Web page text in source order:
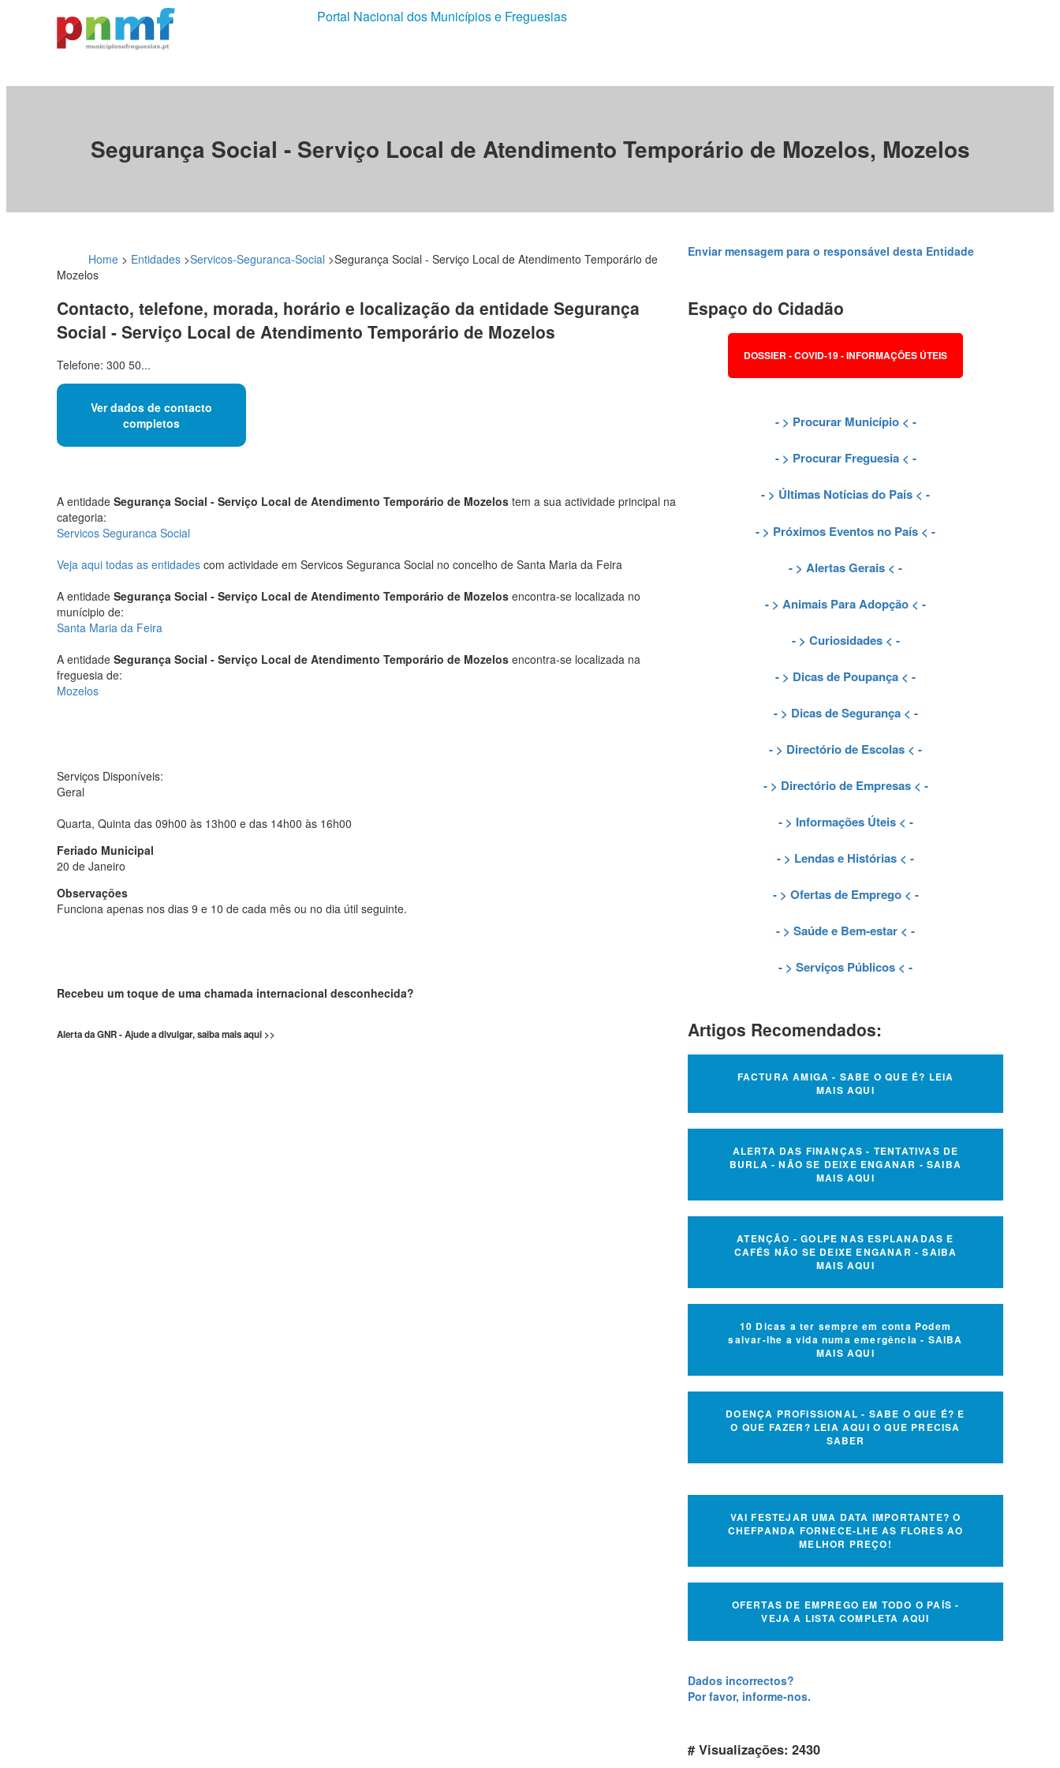
Portal Nacional dos Municípios e Freguesias
Segurança Social - Serviço Local de Atendimento Temporário de Mozelos, Mozelos
Home > Entidades >Servicos-Seguranca-Social >Segurança Social - Serviço Local de Atendimento Temporário de
Mozelos
Contacto, telefone, morada, horário e localização da entidade Segurança
Social - Serviço Local de Atendimento Temporário de Mozelos
Telefone: 300 50...
Ver dados de contacto
completos
A entidade Segurança Social - Serviço Local de Atendimento Temporário de Mozelos tem a sua actividade principal na
categoria:
Servicos Seguranca Social
Veja aqui todas as entidades com actividade em Servicos Seguranca Social no concelho de Santa Maria da Feira
A entidade Segurança Social - Serviço Local de Atendimento Temporário de Mozelos encontra-se localizada no
munícipio de:
Santa Maria da Feira
A entidade Segurança Social - Serviço Local de Atendimento Temporário de Mozelos encontra-se localizada na
freguesia de:
Mozelos
Serviços Disponíveis:
Geral
Quarta, Quinta das 09h00 às 13h00 e das 14h00 às 16h00
Feriado Municipal
20 de Janeiro
Observações
Funciona apenas nos dias 9 e 10 de cada mês ou no dia útil seguinte.
Recebeu um toque de uma chamada internacional desconhecida?
Alerta da GNR - Ajude a divulgar, saiba mais aqui >>
Enviar mensagem para o responsável desta Entidade
Espaço do Cidadão
DOSSIER - COVID-19 - INFORMAÇÕES ÚTEIS
- > Procurar Município< -
- > Procurar Freguesia< -
- > Últimas Notícias do País < -
- > Próximos Eventos no País < -
- > Alertas Gerais < -
- > Animais Para Adopção < -
- > Curiosidades< -
- > Dicas de Poupança < -
- > Dicas de Segurança< -
- > Directório de Escolas < -
- > Directório de Empresas< -
- > Informações Úteis< -
- > Lendas e Histórias < -
- > Ofertas de Emprego< -
- > Saúde e Bem-estar < -
- > Serviços Públicos < -
Artigos Recomendados:
FACTURA AMIGA - SABE O QUE É? LEIA
MAIS AQUI
ALERTA DAS FINANÇAS - TENTATIVAS DE
BURLA - NÃO SE DEIXE ENGANAR - SAIBA
MAIS AQUI
ATENÇÃO - GOLPE NAS ESPLANADAS E
CAFÉS NÃO SE DEIXE ENGANAR - SAIBA
MAIS AQUI
10 Dicas a ter sempre em conta Podem
salvar-lhe a vida numa emergência - SAIBA
MAIS AQUI
DOENÇA PROFISSIONAL - SABE O QUE É? E
O QUE FAZER? LEIA AQUI O QUE PRECISA
SABER
VAI FESTEJAR UMA DATA IMPORTANTE? O
CHEFPANDA FORNECE-LHE AS FLORES AO
MELHOR PREÇO!
OFERTAS DE EMPREGO EM TODO O PAÍS -
VEJA A LISTA COMPLETA AQUI
Dados incorrectos?
Por favor, informe-nos.
# Visualizações: 2430